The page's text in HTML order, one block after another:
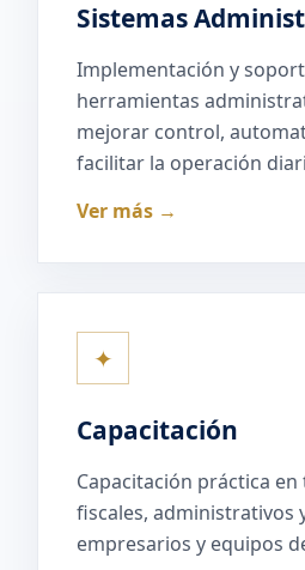
Sistemas
Implementación y
herramientas
mejorar control,
facilitar la operación
Ver más →
✦
Capacitación
Capacitación práctica
fiscales, administrativos
empresarios y equipos